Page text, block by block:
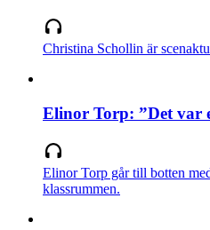
Christina Schollin är
Elinor Torp: ”Det var
Elinor Torp går till botten
klassrummen.